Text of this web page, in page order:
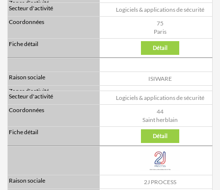
Logiciels & applications de sécurité
75
Paris
Détail
ISIWARE
Logiciels & applications de sécurité
44
Saint herblain
Détail
2J PROCESS